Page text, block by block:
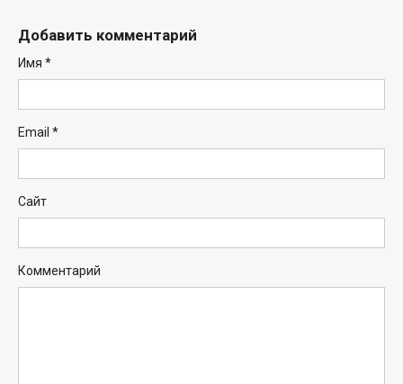
Добавить комментарий
Имя *
Email *
Сайт
Комментарий